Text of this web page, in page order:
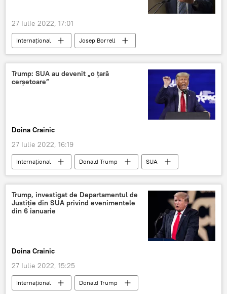
27 Iulie 2022, 17:01
Internaţional
Josep Borrell
Serghei Lavrov
Trump: SUA au devenit „o ţară
cerșetoare”
Doina Crainic
27 Iulie 2022, 16:19
Internaţional Donald Trump SUA
Trump, investigat de Departamentul de
Justiție din SUA privind evenimentele
din 6 ianuarie
Doina Crainic
27 Iulie 2022, 15:25
Internaţional Donald Trump